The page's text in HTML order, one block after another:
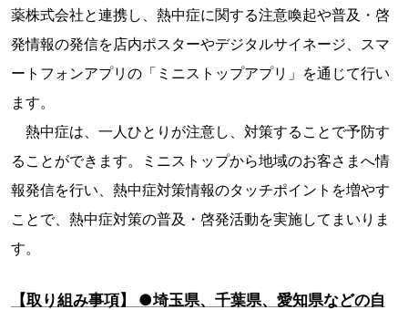
薬株式会社と連携し、熱中症に関する注意喚起や普及・啓
発情報の発信を店内ポスターやデジタルサイネージ、スマ
ートフォンアプリの「ミニストップアプリ」を通じて行い
ます。
熱中症は、一人ひとりが注意し、対策することで予防す
ることができます。ミニストップから地域のお客さまへ情
報発信を行い、熱中症対策情報のタッチポイントを増やす
ことで、熱中症対策の普及・啓発活動を実施してまいりま
す。
【取り組み事項】 ●埼玉県、千葉県、愛知県などの自